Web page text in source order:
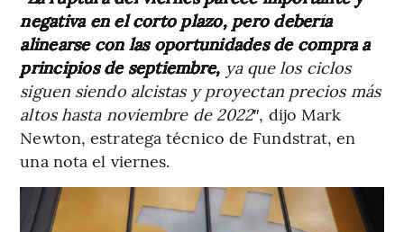
negativa en el corto plazo, pero debería
alinearse con las oportunidades de compra a
principios de septiembre, ya que los ciclos
siguen siendo alcistas y proyectan precios más
altos hasta noviembre de 2022″, dijo Mark
Newton, estratega técnico de Fundstrat, en
una nota el viernes.